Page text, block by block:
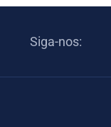
Siga-nos: